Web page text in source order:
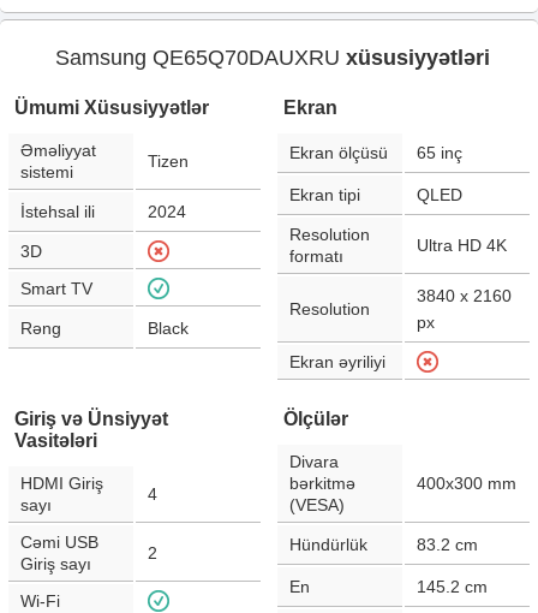
Samsung QE65Q70DAUXRU xüsusiyyətləri
Ümumi Xüsusiyyətlər
Əməliyyat
sistemi
Tizen
İstehsal ili 2024
3D
Smart TV
Rəng Black
Ekran
Ekran ölçüsü 65 inç
Ekran tipi QLED
Resolution
formatı
Ultra HD 4K
Resolution
3840 x 2160
px
Ekran əyriliyi
Giriş və Ünsiyyət
Vasitələri
HDMI Giriş
sayı
4
Cəmi USB
Giriş sayı
2
Wi-Fi
Ölçülər
Divara
bərkitmə
(VESA)
400x300 mm
Hündürlük 83.2 cm
En 145.2 cm